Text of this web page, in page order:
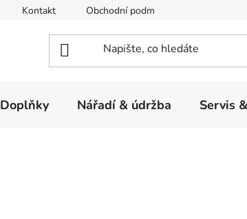
Kontakt Obchodní podmínky
Doplňky Nářadí & údržba Servis